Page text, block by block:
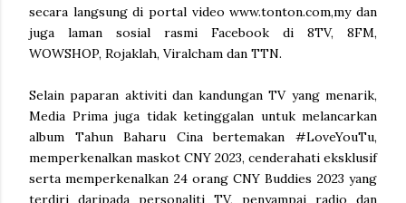
secara langsung di portal video www.tonton.com,my dan
juga laman sosial rasmi Facebook di 8TV, 8FM,
WOWSHOP, Rojaklah, Viralcham dan TTN.
Selain paparan aktiviti dan kandungan TV yang menarik,
Media Prima juga tidak ketinggalan untuk melancarkan
album Tahun Baharu Cina bertemakan #LoveYouTu,
memperkenalkan maskot CNY 2023, cenderahati eksklusif
serta memperkenalkan 24 orang CNY Buddies 2023 yang
terdiri daripada personaliti TV, penyampai radio dan